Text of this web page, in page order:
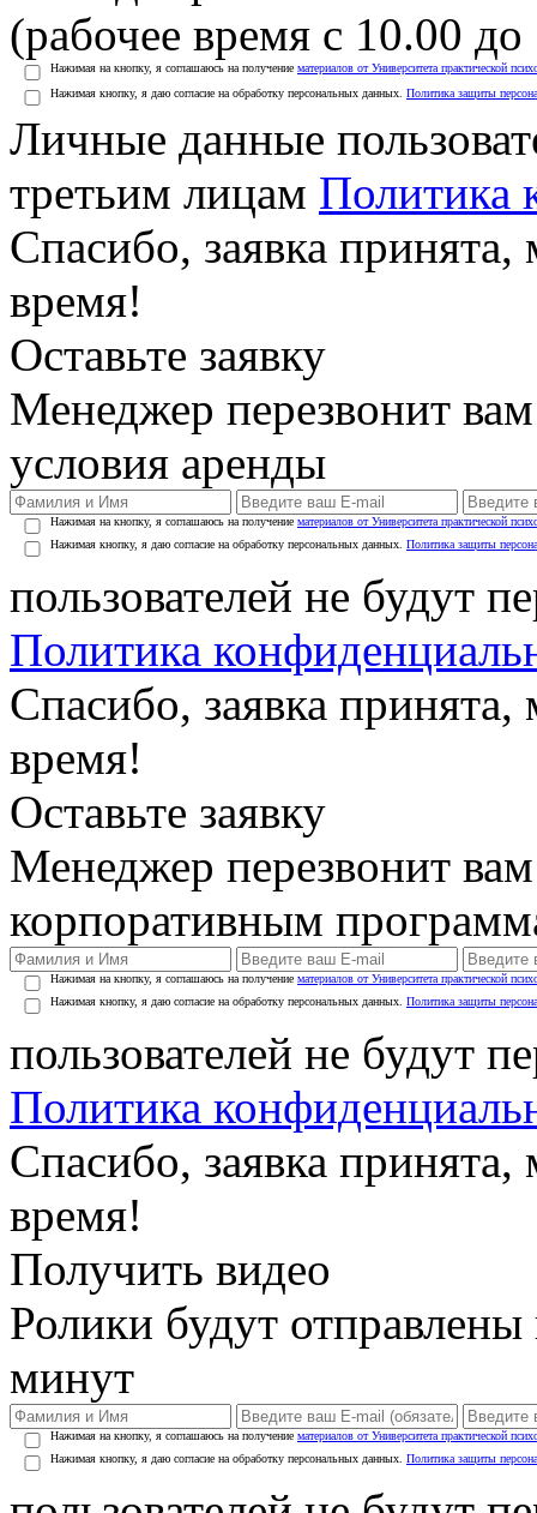
(рабочее время с 10.00
Нажимая на кнопку, я соглашаюсь на получение материалов от Университета практической
Нажимая кнопку, я даю согласие на обработку персональных данных. Политика защиты
Личные данные
третьим лицам Политика
Спасибо, заявка
время!
Оставьте заявку
Менеджер перезвонит
условия аренды
Нажимая на кнопку, я соглашаюсь на получение материалов от Университета практической
Нажимая кнопку, я даю согласие на обработку персональных данных. Политика защиты
пользователей не будут
Политика
Спасибо, заявка
время!
Оставьте заявку
Менеджер перезвонит
корпоративным
Нажимая на кнопку, я соглашаюсь на получение материалов от Университета практической
Нажимая кнопку, я даю согласие на обработку персональных данных. Политика защиты
пользователей не будут
Политика
Спасибо, заявка
время!
Получить видео
Ролики будут
минут
Нажимая на кнопку, я соглашаюсь на получение материалов от Университета практической
Нажимая кнопку, я даю согласие на обработку персональных данных. Политика защиты